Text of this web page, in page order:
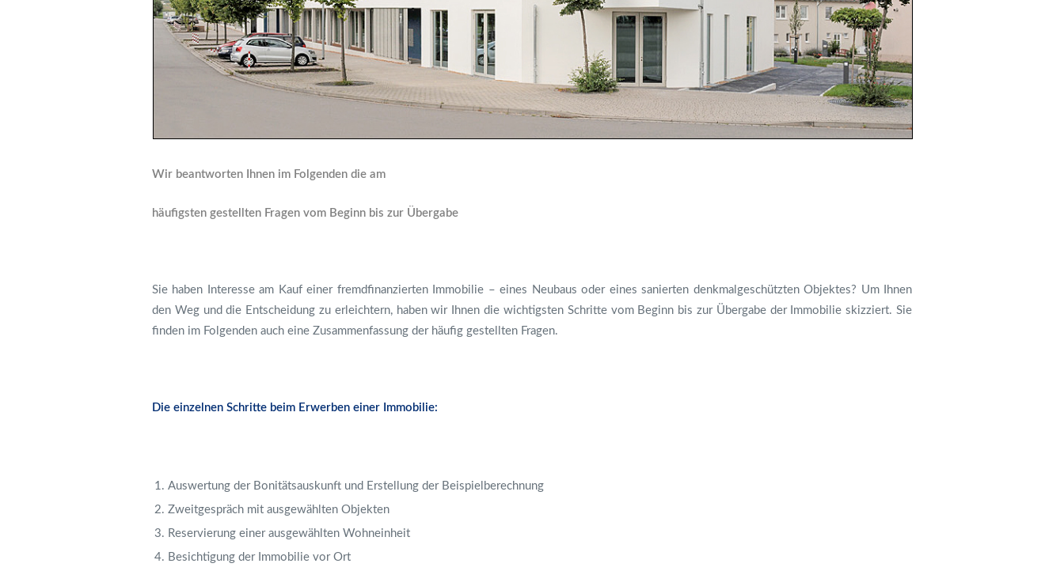
Wir beantworten Ihnen im Folgenden die am
häufigsten gestellten Fragen vom Beginn bis zur Übergabe
Sie haben Interesse am Kauf einer fremdfinanzierten Immobilie – eines Neubaus oder eines sanierten denkmalgeschützten Objektes? Um Ihnen
den Weg und die Entscheidung zu erleichtern, haben wir Ihnen die wichtigsten Schritte vom Beginn bis zur Übergabe der Immobilie skizziert. Sie
finden im Folgenden auch eine Zusammenfassung der häufig gestellten Fragen.
Die einzelnen Schritte beim Erwerben einer Immobilie:
Auswertung der Bonitätsauskunft und Erstellung der Beispielberechnung
Zweitgespräch mit ausgewählten Objekten
Reservierung einer ausgewählten Wohneinheit
Besichtigung der Immobilie vor Ort